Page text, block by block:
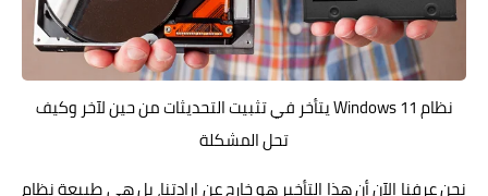
نظام Windows 11 يتأخر في تثبيت التحديثات من حين لآخر وكيف
تحل المشكلة
نحن عرفنا الآن أن هذا التأخير هو خارج عن إرادتنا، بل هي طبيعة نظام